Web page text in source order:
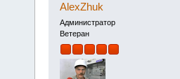
AlexZhuk
Администратор
Ветеран